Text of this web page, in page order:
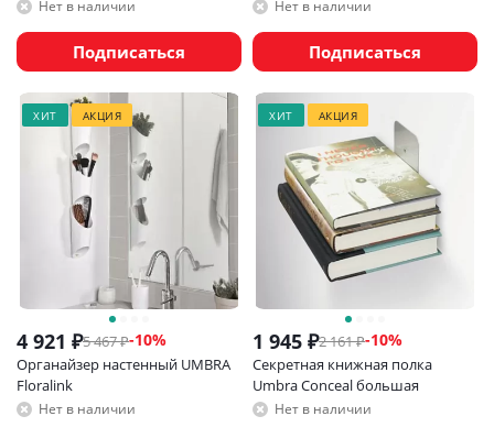
Нет в наличии
Подписаться
Нет в наличии
Подписаться
ХИТ АКЦИЯ
4 921 ₽5 467₽-10%
Органайзер настенный UMBRA
Floralink
Нет в наличии
ХИТ АКЦИЯ
1 945 ₽2 161₽-10%
Секретная книжная полка
Umbra Conceal большая
Нет в наличии